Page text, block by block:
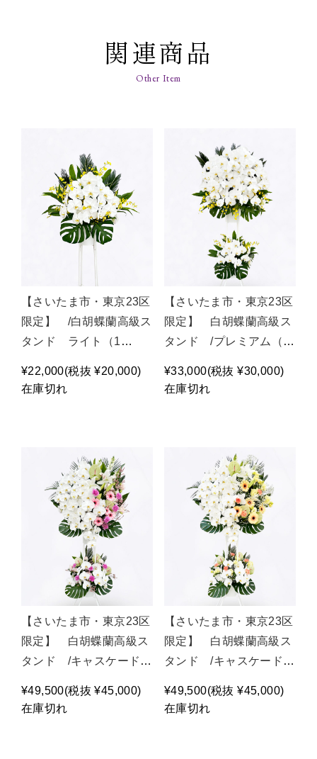
関連商品
【さいたま市・東京23区
限定】 /白胡蝶蘭高級ス
タンド ライト（1
¥22,000(税抜 ¥20,000)
在庫切れ
【さいたま市・東京23区
限定】 白胡蝶蘭高級ス
タンド /プレミアム（2
¥33,000(税抜 ¥30,000)
在庫切れ
【さいたま市・東京23区
限定】 白胡蝶蘭高級ス
タンド /キャスケード
¥49,500(税抜 ¥45,000)
在庫切れ
【さいたま市・東京23区
限定】 白胡蝶蘭高級ス
タンド /キャスケード
ンジ /P1488
¥49,500(税抜 ¥45,000)
在庫切れ